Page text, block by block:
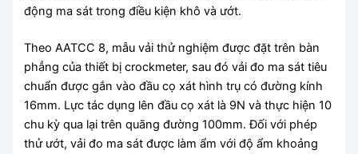
động ma sát trong điều kiện khô và ướt.
Theo AATCC 8, mẫu vải thử nghiệm được đặt trên bàn
phẳng của thiết bị crockmeter, sau đó vải đo ma sát tiêu
chuẩn được gắn vào đầu cọ xát hình trụ có đường kính
16mm. Lực tác dụng lên đầu cọ xát là 9N và thực hiện 10
chu kỳ qua lại trên quãng đường 100mm. Đối với phép
thử ướt, vải đo ma sát được làm ẩm với độ ẩm khoảng